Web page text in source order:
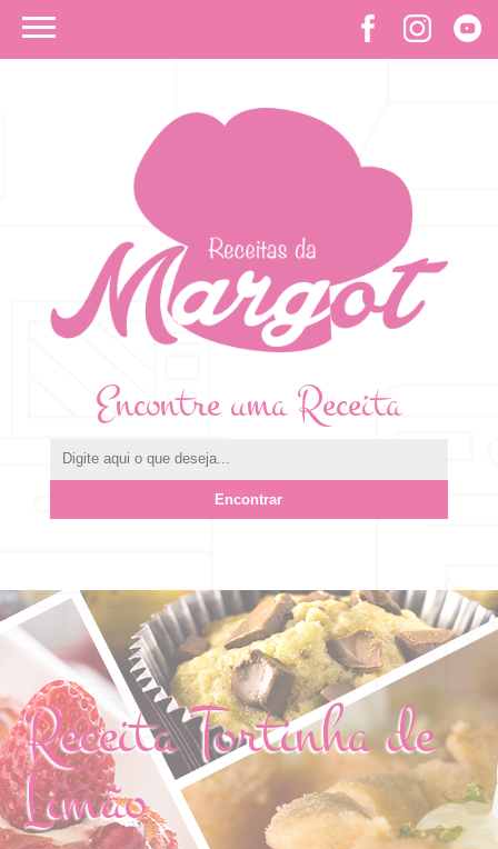
Encontre uma Receita
Receita Tortinha de
Limão